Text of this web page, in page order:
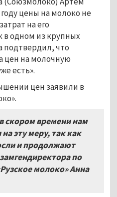
цены на молоко не
на его
в одном из крупных
подтвердил, что
цен на молочную
есть».
цен заявили в
скором времени нам
эту меру, так как
и продолжают
по
молоко» Анна